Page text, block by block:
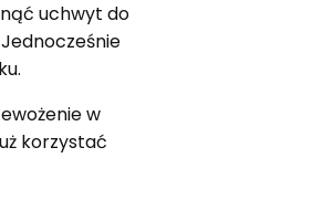
uchwyt do
w
korzystać